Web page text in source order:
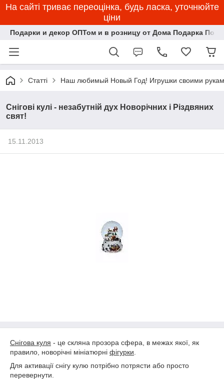
На сайті триває переоцінка, будь ласка, уточнюйте
ціни
Подарки и декор ОПТом и в розницу от Дома Подарка
Статті Наш любимый Новый Год! Игрушки своими
Снігові кулі - незабутній дух Новорічних і Різдвяних
свят!
15.11.2013
Снігова куля - це скляна прозора сфера, в межах якої, як
правило, новорічні мініатюрні фігурки
Для активації снігу кулю потрібно потрясти або просто
перевернути.